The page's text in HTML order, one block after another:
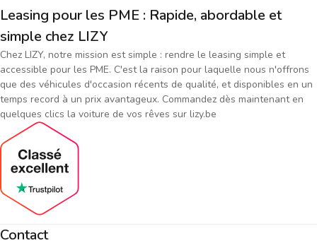
Leasing pour les PME : Rapide, abordable et
simple chez LIZY
Chez LIZY, notre mission est simple : rendre le leasing simple et
accessible pour les PME. C'est la raison pour laquelle nous n'offrons
que des véhicules d'occasion récents de qualité, et disponibles en un
temps record à un prix avantageux. Commandez dès maintenant en
quelques clics la voiture de vos rêves sur lizy.be
Contact